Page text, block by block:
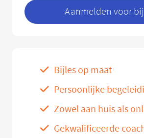
Aanmelden voor
Bijles op maat
Persoonlijke
Zowel aan huis als
Gekwalificeerde